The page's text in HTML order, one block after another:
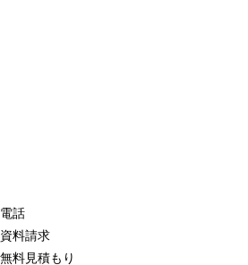
電話
資料請求
無料見積もり